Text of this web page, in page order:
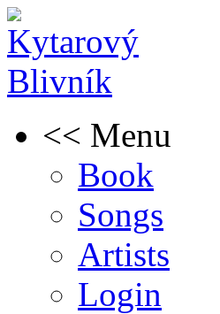
<< Menu
Book
Songs
Artists
Login